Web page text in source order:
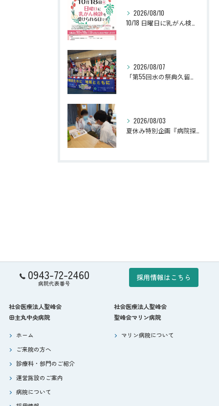
2026/08/10
10/18 日曜日に乳がん検診が受けられます （J.M.S：ジャパン・マンモグラフィー・サンデー）
2026/08/07
「第55回水の祭典久留米まつり」に参加しました！
2026/08/03
夏休み特別企画『病院探検隊2026』を開催しました！
0943-72-2460
病院代表番号
採用情報はこちら
社会医療法人聖峰会
田主丸中央病院
ホーム
ご来院の方へ
診療科・部門のご紹介
運営施設のご案内
病院について
社会医療法人聖峰会
聖峰会マリン病院
マリン病院について